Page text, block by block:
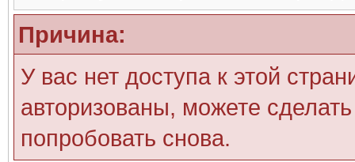
Причина:
У вас нет доступа к этой
авторизованы, можете
попробовать снова.